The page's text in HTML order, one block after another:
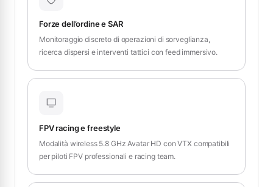
Forze dell’ordine e SAR
Monitoraggio discreto di operazioni di sorveglianza,
ricerca dispersi e interventi tattici con feed immersivo.
FPV racing e freestyle
Modalità wireless 5.8 GHz Avatar HD con VTX compatibili
per piloti FPV professionali e racing team.